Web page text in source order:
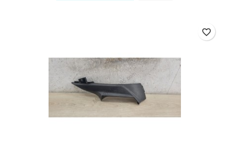
favorite_border